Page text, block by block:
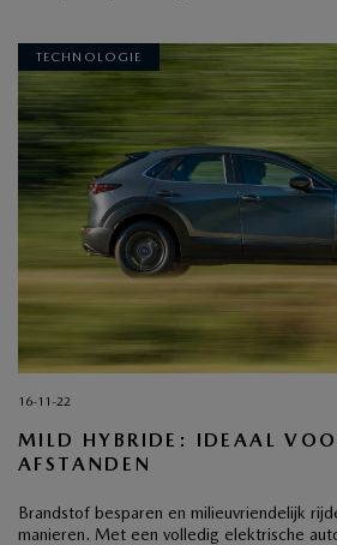
TECHNOLOGIE
16-11-22
MILD HYBRIDE: IDEAAL
AFSTANDEN
Brandstof besparen en milieuvriendelijk
manieren. Met een volledig elektrische